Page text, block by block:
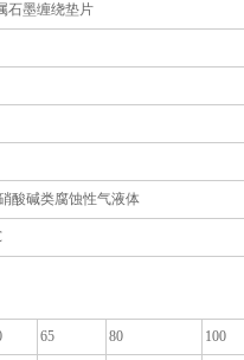
石墨缠绕垫片
酸碱类腐蚀性气液体
65 80 100